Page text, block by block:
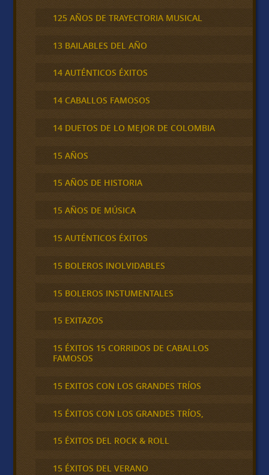
125 AÑOS DE TRAYECTORIA MUSICAL
13 BAILABLES DEL AÑO
14 AUTÉNTICOS ÉXITOS
14 CABALLOS FAMOSOS
14 DUETOS DE LO MEJOR DE COLOMBIA
15 AÑOS
15 AÑOS DE HISTORIA
15 AÑOS DE MÚSICA
15 AUTÉNTICOS ÉXITOS
15 BOLEROS INOLVIDABLES
15 BOLEROS INSTUMENTALES
15 EXITAZOS
15 ÉXITOS 15 CORRIDOS DE CABALLOS
FAMOSOS
15 EXITOS CON LOS GRANDES TRÍOS
15 ÉXITOS CON LOS GRANDES TRÍOS,
15 ÉXITOS DEL ROCK & ROLL
15 ÉXITOS DEL VERANO